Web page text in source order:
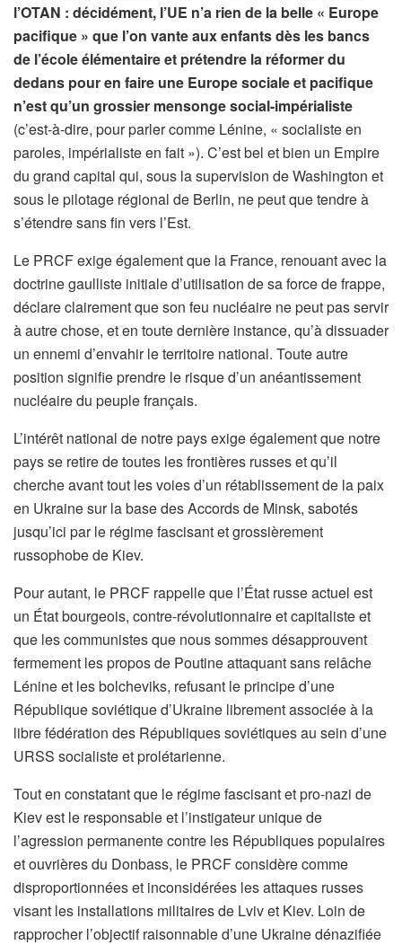
l’OTAN : décidément, l’UE n’a rien de la belle « Europe
pacifique » que l’on vante aux enfants dès les bancs
de l’école élémentaire et prétendre la réformer du
dedans pour en faire une Europe sociale et pacifique
n’est qu’un grossier mensonge social-impérialiste
(c’est-à-dire, pour parler comme Lénine, « socialiste en
paroles, impérialiste en fait »). C’est bel et bien un Empire
du grand capital qui, sous la supervision de Washington et
sous le pilotage régional de Berlin, ne peut que tendre à
s’étendre sans fin vers l’Est.
Le PRCF exige également que la France, renouant avec la
doctrine gaulliste initiale d’utilisation de sa force de frappe,
déclare clairement que son feu nucléaire ne peut pas servir
à autre chose, et en toute dernière instance, qu’à dissuader
un ennemi d’envahir le territoire national. Toute autre
position signifie prendre le risque d’un anéantissement
nucléaire du peuple français.
L’intérêt national de notre pays exige également que notre
pays se retire de toutes les frontières russes et qu’il
cherche avant tout les voies d’un rétablissement de la paix
en Ukraine sur la base des Accords de Minsk, sabotés
jusqu’ici par le régime fascisant et grossièrement
russophobe de Kiev.
Pour autant, le PRCF rappelle que l’État russe actuel est
un État bourgeois, contre-révolutionnaire et capitaliste et
que les communistes que nous sommes désapprouvent
fermement les propos de Poutine attaquant sans relâche
Lénine et les bolcheviks, refusant le principe d’une
République soviétique d’Ukraine librement associée à la
libre fédération des Républiques soviétiques au sein d’une
URSS socialiste et prolétarienne.
Tout en constatant que le régime fascisant et pro-nazi de
Kiev est le responsable et l’instigateur unique de
l’agression permanente contre les Républiques populaires
et ouvrières du Donbass, le PRCF considère comme
disproportionnées et inconsidérées les attaques russes
visant les installations militaires de Lviv et Kiev. Loin de
rapprocher l’objectif raisonnable d’une Ukraine dénazifiée